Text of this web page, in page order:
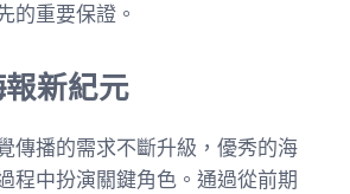
的重要保證。
新紀元
傳播的需求不斷升級，優秀的海
程中扮演關鍵角色。通過從前期